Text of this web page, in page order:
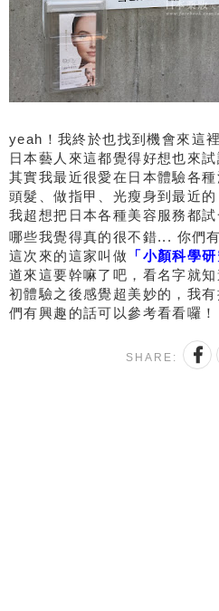
yeah！我終於也找到機會來這
日本藝人來這都覺得好想也來試
其實我最近很愛在日本體驗各
頭髮、做指甲、光瘦身到最近的
我超想把日本各種美容服務都
哪些我覺得真的很不錯... 你們
這次來的這家叫做
「小顏科學研
道來這要幹嘛了吧，看名字就
初體驗之後感覺超美妙的，我
們有興趣的話可以參考看看囉！
SHARE: